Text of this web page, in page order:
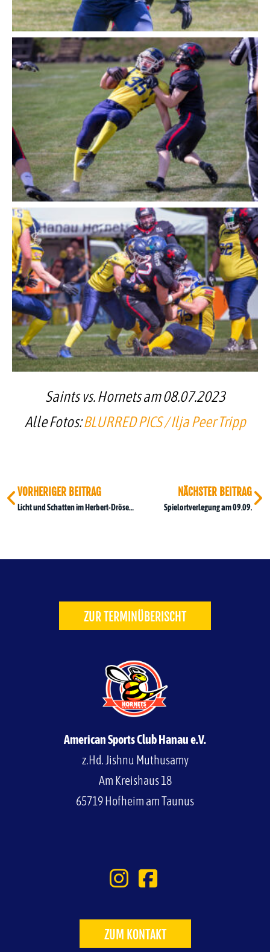
Saints vs. Hornets am 08.07.2023
Alle Fotos:BLURRED PICS / Ilja Peer Tripp
VORHERIGER BEITRAG
Licht und Schatten im Herbert-Dröse-Stadion
NÄCHSTER BEITRAG
Spielortverlegung am 09.09.
ZUR TERMINÜBERISCHT
American Sports Club Hanau e.V.
z.Hd. Jishnu Muthusamy
Am Kreishaus 18
65719 Hofheim am Taunus
ZUM KONTAKT